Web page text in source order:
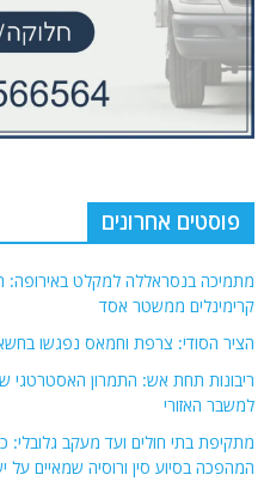
פוסטים אחרונים
מתמיכה בנסראללה למקלט באירופה:
קרימינלים ממשטר אסד
הציר הסודי: צרפת וחמאס נפגשו
ריבונות תחת אש: התמרון האסטרטגי
למשבר האזורי
מתקיפת בתי חולים ועד מעקב
המהפכה בסיוע סין ורוסיה שמאיים על